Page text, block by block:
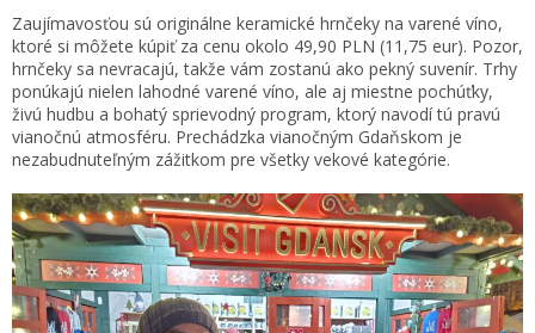
Zaujímavosťou sú originálne keramické hrnčeky na varené víno,
ktoré si môžete kúpiť za cenu okolo 49,90 PLN (11,75 eur). Pozor,
hrnčeky sa nevracajú, takže vám zostanú ako pekný suvenír. Trhy
ponúkajú nielen lahodné varené víno, ale aj miestne pochúťky,
živú hudbu a bohatý sprievodný program, ktorý navodí tú pravú
vianočnú atmosféru. Prechádzka vianočným Gdaňskom je
nezabudnuteľným zážitkom pre všetky vekové kategórie.